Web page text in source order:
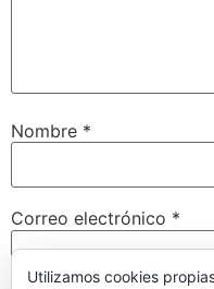
Nombre *
Correo electrónico *
Utilizamos cookies